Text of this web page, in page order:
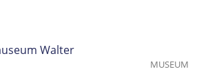
MUSEUM